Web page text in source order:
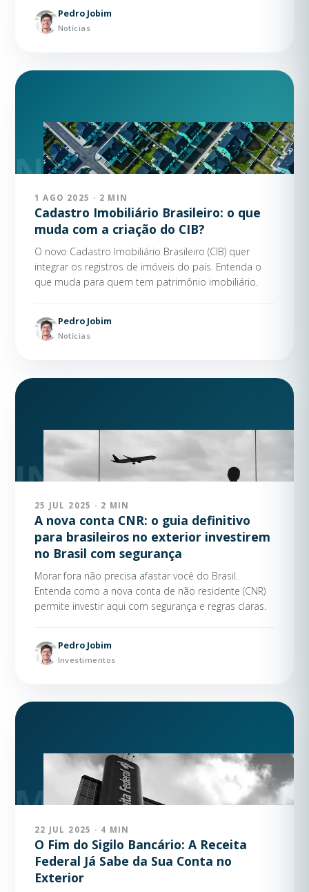
Pedro Jobim
Notícias
1 AGO 2025 · 2 MIN
Cadastro Imobiliário Brasileiro: o que
muda com a criação do CIB?
O novo Cadastro Imobiliário Brasileiro (CIB) quer
integrar os registros de imóveis do país. Entenda o
que muda para quem tem patrimônio imobiliário.
Pedro Jobim
Notícias
25 JUL 2025 · 2 MIN
A nova conta CNR: o guia definitivo
para brasileiros no exterior investirem
no Brasil com segurança
Morar fora não precisa afastar você do Brasil.
Entenda como a nova conta de não residente (CNR)
permite investir aqui com segurança e regras claras.
Pedro Jobim
Investimentos
22 JUL 2025 · 4 MIN
O Fim do Sigilo Bancário: A Receita
Federal Já Sabe da Sua Conta no
Exterior